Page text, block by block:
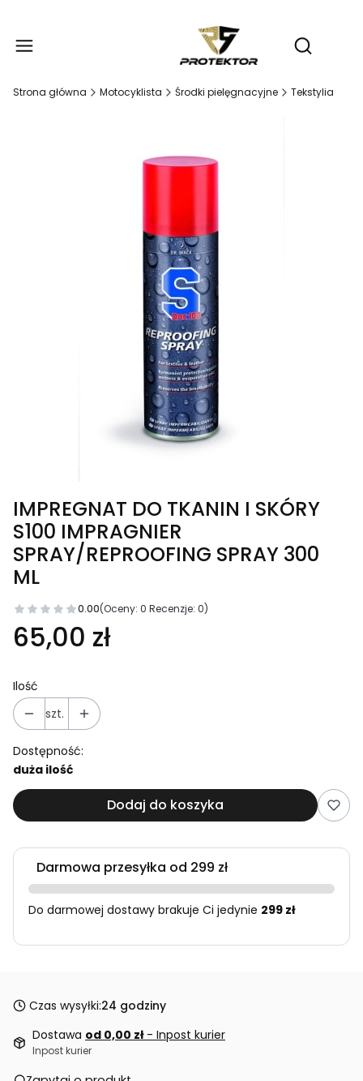
Otwórz
Strona główna Motocyklista Środki pielęgnacyjne Tekstylia
IMPREGNAT DO TKANIN I SKÓRY
S100 IMPRAGNIER
SPRAY/REPROOFING SPRAY 300
ML
0.00(Oceny: 0 Recenzje: 0)
Cena
65,00 zł
Ilość
szt.
Dostępność:
duża ilość
Dodaj do koszyka
Darmowa przesyłka od 299 zł
Do darmowej dostawy brakuje Ci jedynie 299 zł
Czas wysyłki:24 godziny
Dostawa od 0,00 zł - Inpost kurier
Inpost kurier